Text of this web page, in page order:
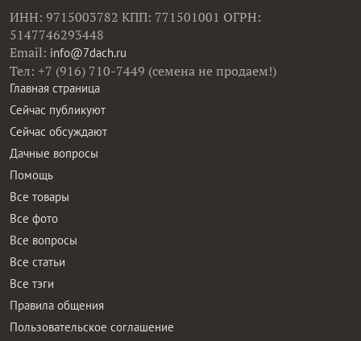
ИНН: 9715003782 КПП: 771501001 ОГРН:
5147746293448
Email: info@7dach.ru
Тел: +7 (916) 710-7449 (семена не продаем!)
Главная страница
Сейчас публикуют
Сейчас обсуждают
Дачные вопросы
Помощь
Все товары
Все фото
Все вопросы
Все статьи
Все тэги
Правила общения
Пользовательское соглашение